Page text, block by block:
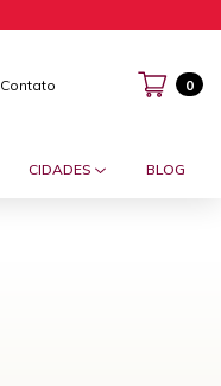
Contato 0
CIDADES BLOG